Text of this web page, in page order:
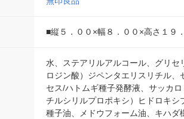
■縦５．００×幅８．００×高さ１９
水、ステアリルアルコール、グリ
ロジン酸）ジペンタエリスリチル
セス/ハトムギ種子発酵液、サッカ
チルシリルプロポキシ）ヒドロキ
種子油、メドウフォーム油、キハ